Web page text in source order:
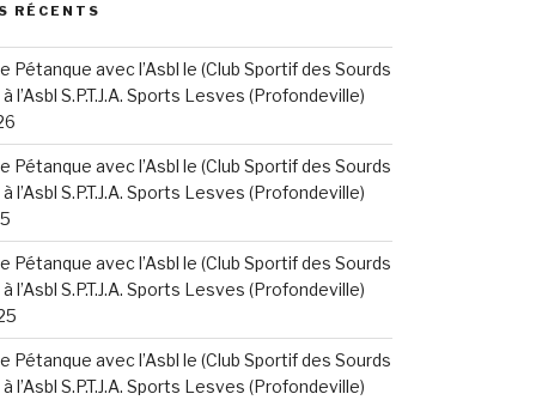
RÉCENTS
Pétanque avec l’Asbl le (Club Sportif des Sourds
l’Asbl S.P.T.J.A. Sports Lesves (Profondeville)
Pétanque avec l’Asbl le (Club Sportif des Sourds
l’Asbl S.P.T.J.A. Sports Lesves (Profondeville)
Pétanque avec l’Asbl le (Club Sportif des Sourds
l’Asbl S.P.T.J.A. Sports Lesves (Profondeville)
Pétanque avec l’Asbl le (Club Sportif des Sourds
l’Asbl S.P.T.J.A. Sports Lesves (Profondeville)